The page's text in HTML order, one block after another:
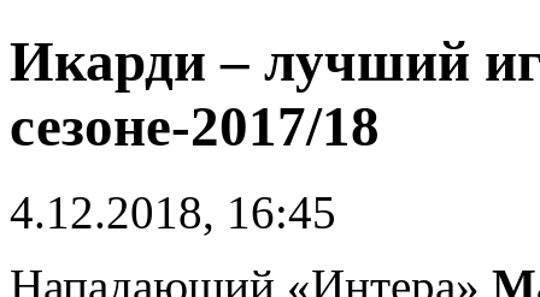
Икарди – лучший
сезоне-2017/18
4.12.2018, 16:45
Нападающий «Интера»